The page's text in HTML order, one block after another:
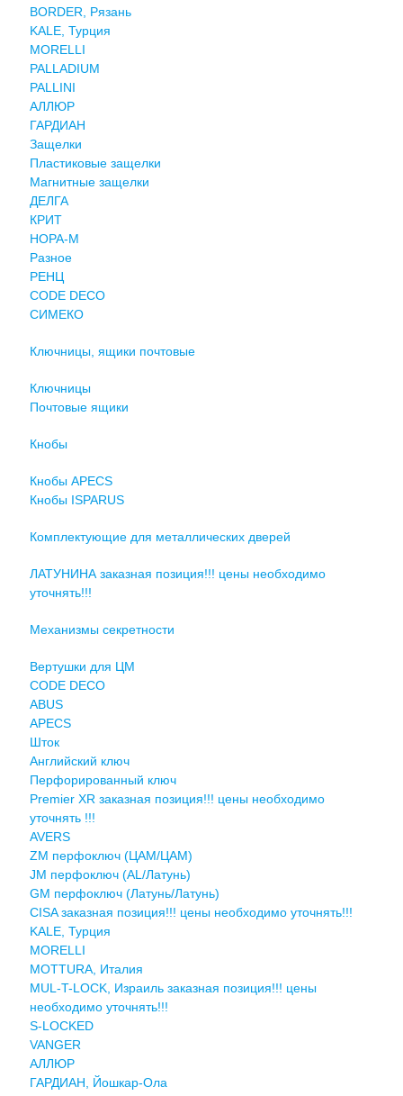
BORDER, Рязань
KALE, Турция
MORELLI
PALLADIUM
PALLINI
АЛЛЮР
ГАРДИАН
Защелки
Пластиковые защелки
Магнитные защелки
ДЕЛГА
КРИТ
НОРА-М
Разное
РЕНЦ
СODE DECO
СИМЕКО
Ключницы, ящики почтовые
Ключницы
Почтовые ящики
Кнобы
Кнобы APECS
Кнобы ISPARUS
Комплектующие для металлических дверей
ЛАТУНИНА заказная позиция!!! цены необходимо
уточнять!!!
Механизмы секретности
Вертушки для ЦМ
CODE DECO
ABUS
APECS
Шток
Английский ключ
Перфорированный ключ
Premier XR заказная позиция!!! цены необходимо
уточнять !!!
AVERS
ZM перфоключ (ЦАМ/ЦАМ)
JМ перфоключ (АL/Латунь)
GM перфоключ (Латунь/Латунь)
CISA заказная позиция!!! цены необходимо уточнять!!!
KALE, Турция
MORELLI
MOTTURA, Италия
MUL-T-LOCK, Израиль заказная позиция!!! цены
необходимо уточнять!!!
S-LOCKED
VANGER
АЛЛЮР
ГАРДИАН, Йошкар-Ола